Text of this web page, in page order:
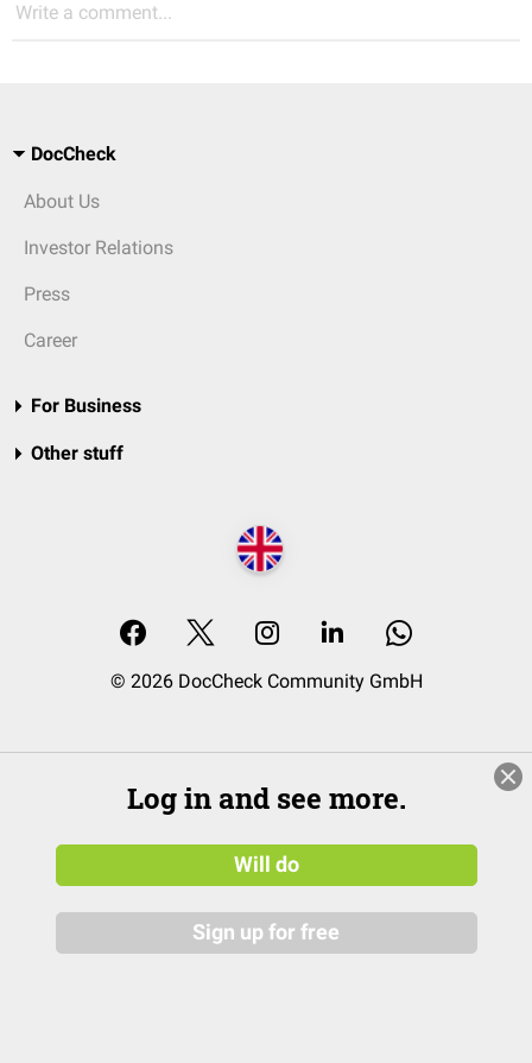
Write a comment...
DocCheck
About Us
Investor Relations
Press
Career
For Business
Other stuff
© 2026 DocCheck Community GmbH
Log in and see more.
Will do
Sign up for free